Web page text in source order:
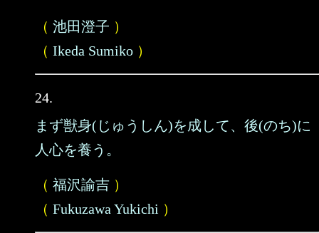
（ 池田澄子 ）
（ Ikeda Sumiko ）
24.
まず獣身(じゅうしん)を成して、後(のち)に
人心を養う。
（ 福沢諭吉 ）
（ Fukuzawa Yukichi ）